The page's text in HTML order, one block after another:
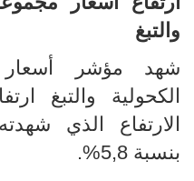
والتبغ
شهد مؤشر أسعار
الارتفاع الذي
بنسبة 5,8%.